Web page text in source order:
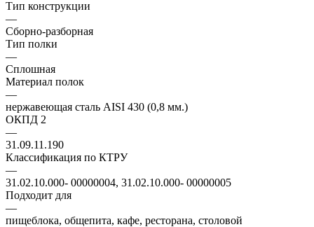
Тип конструкции
—
Сборно-разборная
Тип полки
—
Сплошная
Материал полок
—
нержавеющая сталь AISI 430 (0,8 мм.)
ОКПД 2
—
31.09.11.190
Классификация по КТРУ
—
31.02.10.000- 00000004, 31.02.10.000- 00000005
Подходит для
—
пищеблока, общепита, кафе, ресторана, столовой